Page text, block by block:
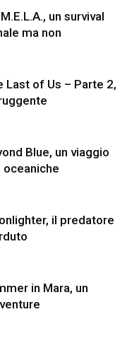
un survival
ma non
Last of Us – Parte 2,
Blue, un viaggio
il predatore
in Mara, un